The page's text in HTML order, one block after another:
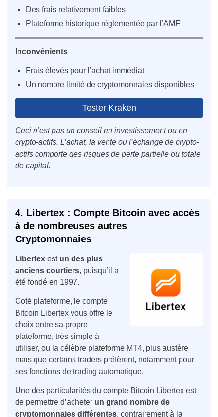
Des frais relativement faibles
Plateforme historique réglementée par l’AMF
Inconvénients
Frais élevés pour l’achat immédiat
Un nombre limité de cryptomonnaies disponibles
Tester Kraken
Ceci n’est pas un conseil en investissement ou en
crypto-actifs. L’achat, la vente ou l’échange de crypto-
actifs comporte des risques de perte partielle ou totale
de capital.
4. Libertex : Compte Bitcoin avec accès
à de nombreuses autres
Cryptomonnaies
Libertex est un des plus
anciens courtiers, puisqu’il a
été fondé en 1997.
Coté plateforme, le compte
Bitcoin Libertex vous offre le
choix entre sa propre
plateforme, très simple à
utiliser, ou la célèbre plateforme MT4, plus austère
mais que certains traders préfèrent, notamment pour
ses fonctions de trading automatique.
Une des particularités du compte Bitcoin Libertex est
de permettre d’acheter un grand nombre de
cryptomonnaies différentes, contrairement à la